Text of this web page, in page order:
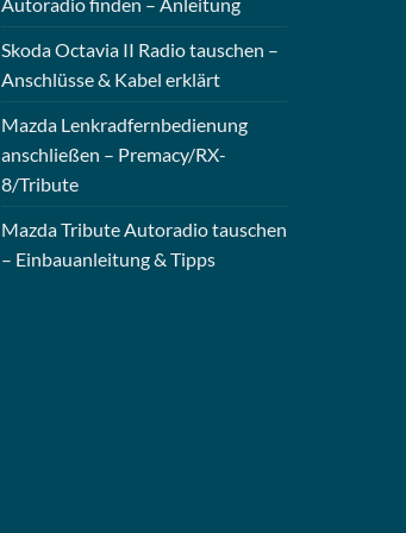
Skoda Octavia II Radio tauschen –
Anschlüsse & Kabel erklärt
Mazda Lenkradfernbedienung
anschließen – Premacy/RX-
8/Tribute
Mazda Tribute Autoradio tauschen
– Einbauanleitung & Tipps